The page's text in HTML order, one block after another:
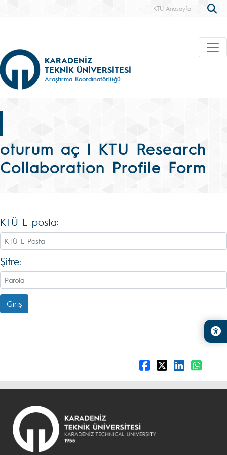
KTÜ Anasayfa
KARADENİZ
TEKNİK ÜNİVERSİTESİ
Araştırma Koordinatörlüğü
oturum aç | KTU Research
Collaboration Profile Form
KTÜ E-posta:
Şifre:
Giriş